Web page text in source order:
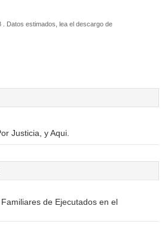
. Datos estimados, lea el descargo de
Justicia, y Aqui.
de Ejecutados en el